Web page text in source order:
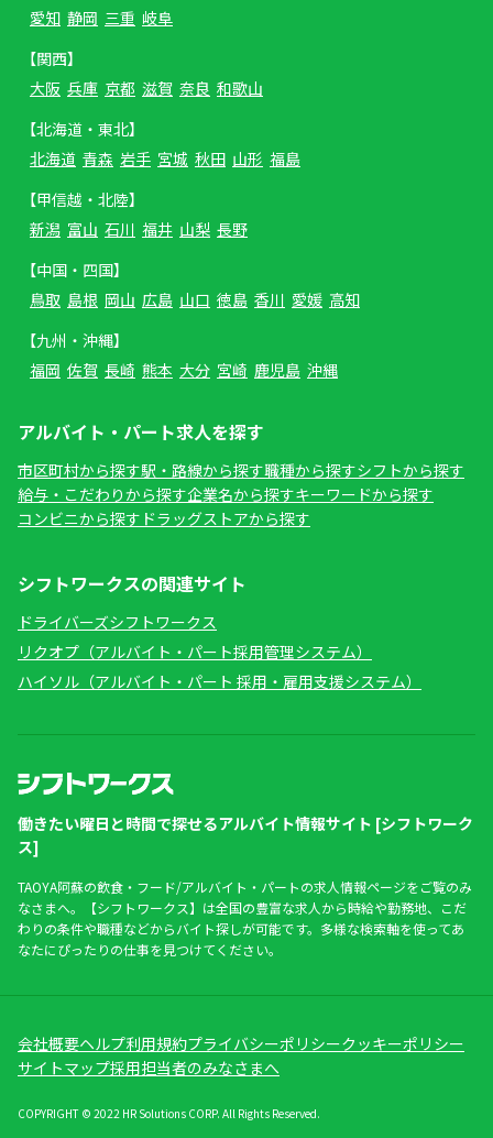
愛知 静岡 三重 岐阜
【関西】
大阪 兵庫 京都 滋賀 奈良 和歌山
【北海道・東北】
北海道 青森 岩手 宮城 秋田 山形 福島
【甲信越・北陸】
新潟 富山 石川 福井 山梨 長野
【中国・四国】
鳥取 島根 岡山 広島 山口 徳島 香川 愛媛 高知
【九州・沖縄】
福岡 佐賀 長崎 熊本 大分 宮崎 鹿児島 沖縄
アルバイト・パート求人を探す
市区町村から探す駅・路線から探す職種から探すシフトから探す
給与・こだわりから探す企業名から探すキーワードから探す
コンビニから探す ドラッグストアから探す
シフトワークスの関連サイト
ドライバーズシフトワークス
リクオプ（アルバイト・パート採用管理システム）
ハイソル（アルバイト・パート 採用・雇用支援システム）
働きたい曜日と時間で探せるアルバイト情報サイト [シフトワーク
ス]
TAOYA阿蘇の飲食・フード/アルバイト・パートの求人情報ページをご覧のみ
なさまへ。【シフトワークス】は全国の豊富な求人から時給や勤務地、こだ
わりの条件や職種などからバイト探しが可能です。多様な検索軸を使ってあ
なたにぴったりの仕事を見つけてください。
会社概要ヘルプ利用規約プライバシーポリシークッキーポリシー
サイトマップ採用担当者のみなさまへ
COPYRIGHT © 2022 HR Solutions CORP. All Rights Reserved.